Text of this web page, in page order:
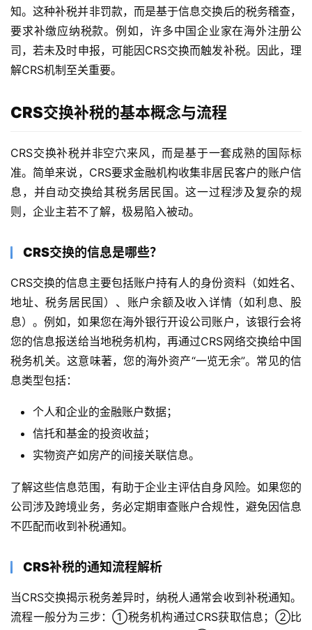
知。这种补税并非罚款，而是基于信息交换后的税务稽查，
要求补缴应纳税款。例如，许多中国企业家在海外注册公
司，若未及时申报，可能因CRS交换而触发补税。因此，理
解CRS机制至关重要。
CRS交换补税的基本概念与流程
CRS交换补税并非空穴来风，而是基于一套成熟的国际标
准。简单来说，CRS要求金融机构收集非居民客户的账户信
息，并自动交换给其税务居民国。这一过程涉及复杂的规
则，企业主若不了解，极易陷入被动。
CRS交换的信息是哪些？
CRS交换的信息主要包括账户持有人的身份资料（如姓名、
地址、税务居民国）、账户余额及收入详情（如利息、股
息）。例如，如果您在海外银行开设公司账户，该银行会将
您的信息报送给当地税务机构，再通过CRS网络交换给中国
税务机关。这意味著，您的海外资产“一览无余”。常见的信
息类型包括：
个人和企业的金融账户数据；
信托和基金的投资收益；
实物资产如房产的间接关联信息。
了解这些信息范围，有助于企业主评估自身风险。如果您的
公司涉及跨境业务，务必定期审查账户合规性，避免因信息
不匹配而收到补税通知。
CRS补税的通知流程解析
当CRS交换揭示税务差异时，纳税人通常会收到补税通知。
流程一般分为三步：①税务机构通过CRS获取信息；②比